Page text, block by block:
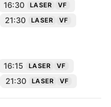
16:30 LASER VF
21:30 LASER VF
16:15 LASER VF
21:30 LASER VF